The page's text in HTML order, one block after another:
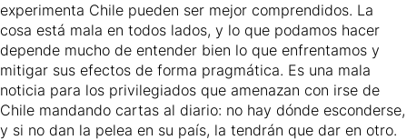
experimenta Chile pueden ser mejor comprendidos. La
cosa está mala en todos lados, y lo que podamos hacer
depende mucho de entender bien lo que enfrentamos y
mitigar sus efectos de forma pragmática. Es una mala
noticia para los privilegiados que amenazan con irse de
Chile mandando cartas al diario: no hay dónde esconderse,
y si no dan la pelea en su país, la tendrán que dar en otro.